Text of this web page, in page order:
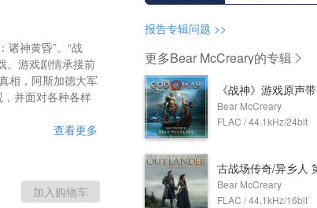
诸神黄昏”。“战
。游戏剧情承接前
相，阿斯加德大军
并面对各种各样
查看更多
报告专辑问题 >>
更多Bear McCreary的专辑
《战神》游戏原声带
Bear McCreary
FLAC / 44.1kHz/24bit
Bear McCreary
FLAC / 44.1kHz/16bit